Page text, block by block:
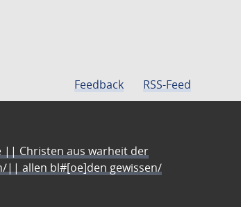
Feedback RSS-Feed
|| Christen aus warheit der
|| allen bl#[oe]den gewissen/